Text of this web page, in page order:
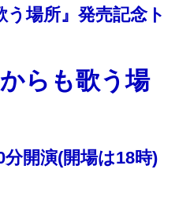
場所』発売記念ト
らも歌う場
開演(開場は18時)